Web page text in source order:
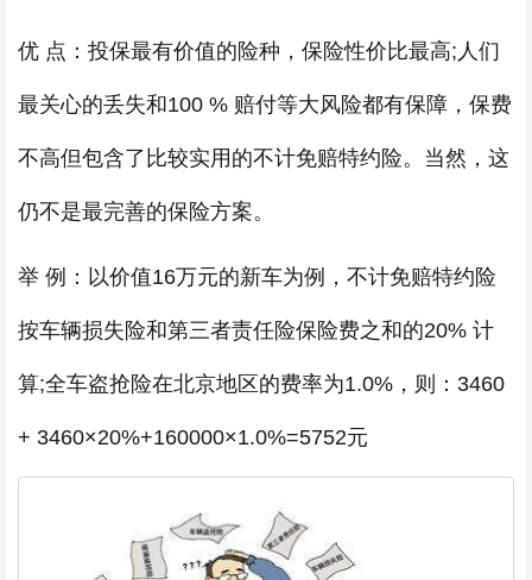
优 点：投保最有价值的险种，保险性价比最高;人们
最关心的丢失和100 % 赔付等大风险都有保障，保费
不高但包含了比较实用的不计免赔特约险。当然，这
仍不是最完善的保险方案。
举 例：以价值16万元的新车为例，不计免赔特约险
按车辆损失险和第三者责任险保险费之和的20% 计
算;全车盗抢险在北京地区的费率为1.0%，则：3460
+ 3460×20%+160000×1.0%=5752元